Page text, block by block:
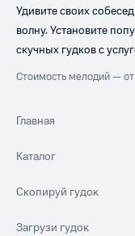
Удивите своих
волну. Установите
скучных гудков с
Стоимость мелодий —
Главная
Каталог
Скопируй гудок
Загрузи гудок